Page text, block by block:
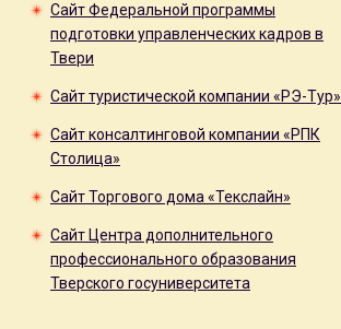
Сайт Федеральной программы
подготовки управленческих кадров в
Твери
Сайт туристической компании «РЭ-Тур»
Сайт консалтинговой компании «РПК
Столица»
Сайт Торгового дома «Текслайн»
Сайт Центра дополнительного
профессионального образования
Тверского госуниверситета